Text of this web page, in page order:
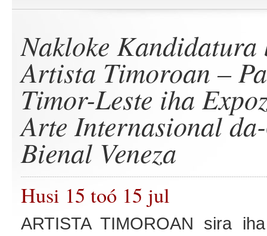
Nakloke Kandidatura
Artista Timoroan –
Timor-Leste iha
Arte Internasional
Bienal Veneza
Husi 15 toó 15 jul
ARTISTA TIMOROAN sira